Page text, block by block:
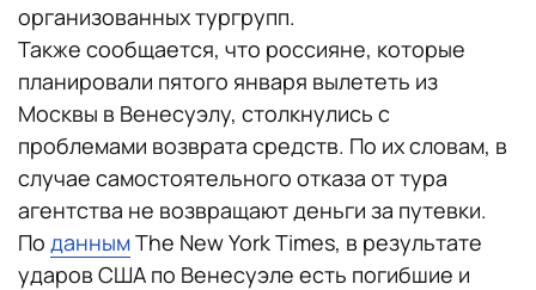
организованных тургрупп.
Также сообщается, что россияне, которые
планировали пятого января вылететь из
Москвы в Венесуэлу, столкнулись с
проблемами возврата средств. По их словам, в
случае самостоятельного отказа от тура
агентства не возвращают деньги за путевки.
По даннымThe New York Times, в результате
ударов США по Венесуэле есть погибшие и